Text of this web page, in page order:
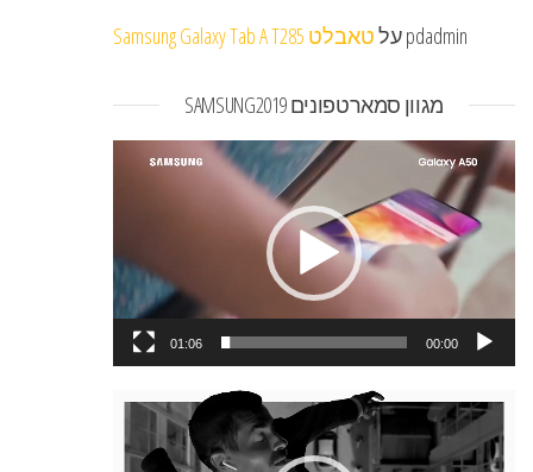
pdadminעלטאבלט Samsung Galaxy Tab A T285
מגוון סמארטפונים SAMSUNG2019
נגן
וידאו
00:00
01:06
נגן
וידאו